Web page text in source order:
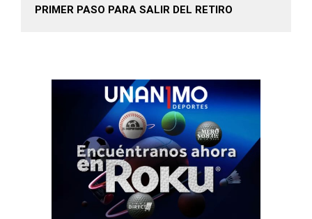
PRIMER PASO PARA SALIR DEL RETIRO